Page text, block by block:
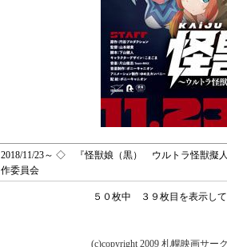
2018/11/23～ ◇ 『怪獣娘（黒） ウルトラ怪獣擬
作委員会
５０枚中 ３９枚目を表示し
(c)copyright 2009 札幌映画サー